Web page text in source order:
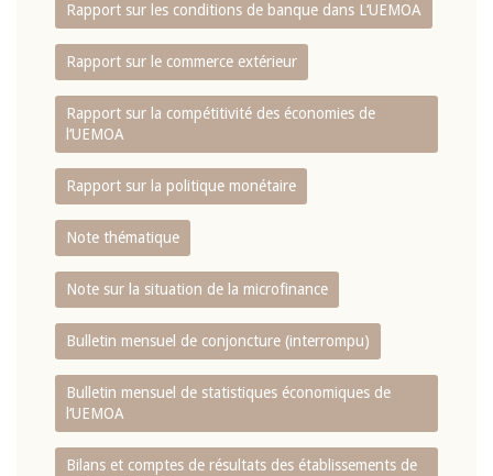
Rapport sur les conditions de banque dans L‘UEMOA
Rapport sur le commerce extérieur
Rapport sur la compétitivité des économies de
l‘UEMOA
Rapport sur la politique monétaire
Note thématique
Note sur la situation de la microfinance
Bulletin mensuel de conjoncture (interrompu)
Bulletin mensuel de statistiques économiques de
l‘UEMOA
Bilans et comptes de résultats des établissements de